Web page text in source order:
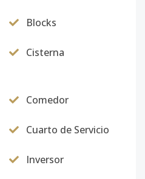
Blocks
Cisterna
Comedor
Cuarto de Servicio
Inversor